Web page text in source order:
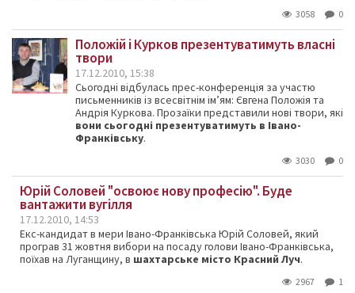
3058 0
Положій і Курков презентуватимуть власні
твори
17.12.2010, 15:38
Сьогодні відбулась прес-конференція за участю
письменників із всесвітнім ім’ям: Євгена Положія та
Андрія Куркова. Прозаїки представили нові твори, які
вони сьогодні презентуватимуть в Івано-
Франківську.
3030 0
Юрій Соловей "освоює нову професію". Буде
вантажити вугілля
17.12.2010, 14:53
Екс-кандидат в мери Івано-Франківська Юрій Соловей, який
програв 31 жовтня вибори на посаду голови Івано-Франківська,
поїхав на Луганщину, в шахтарське місто Красний Луч.
2967 1